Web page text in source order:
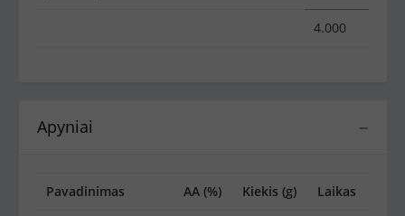
4.000
−
Apyniai
Pavadinimas AA (%) Kiekis (g) Laikas